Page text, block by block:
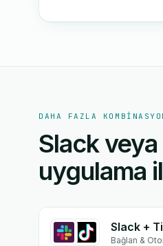
DAHA FAZLA
Slack veya
uygulama
Slack +
Bağlan &